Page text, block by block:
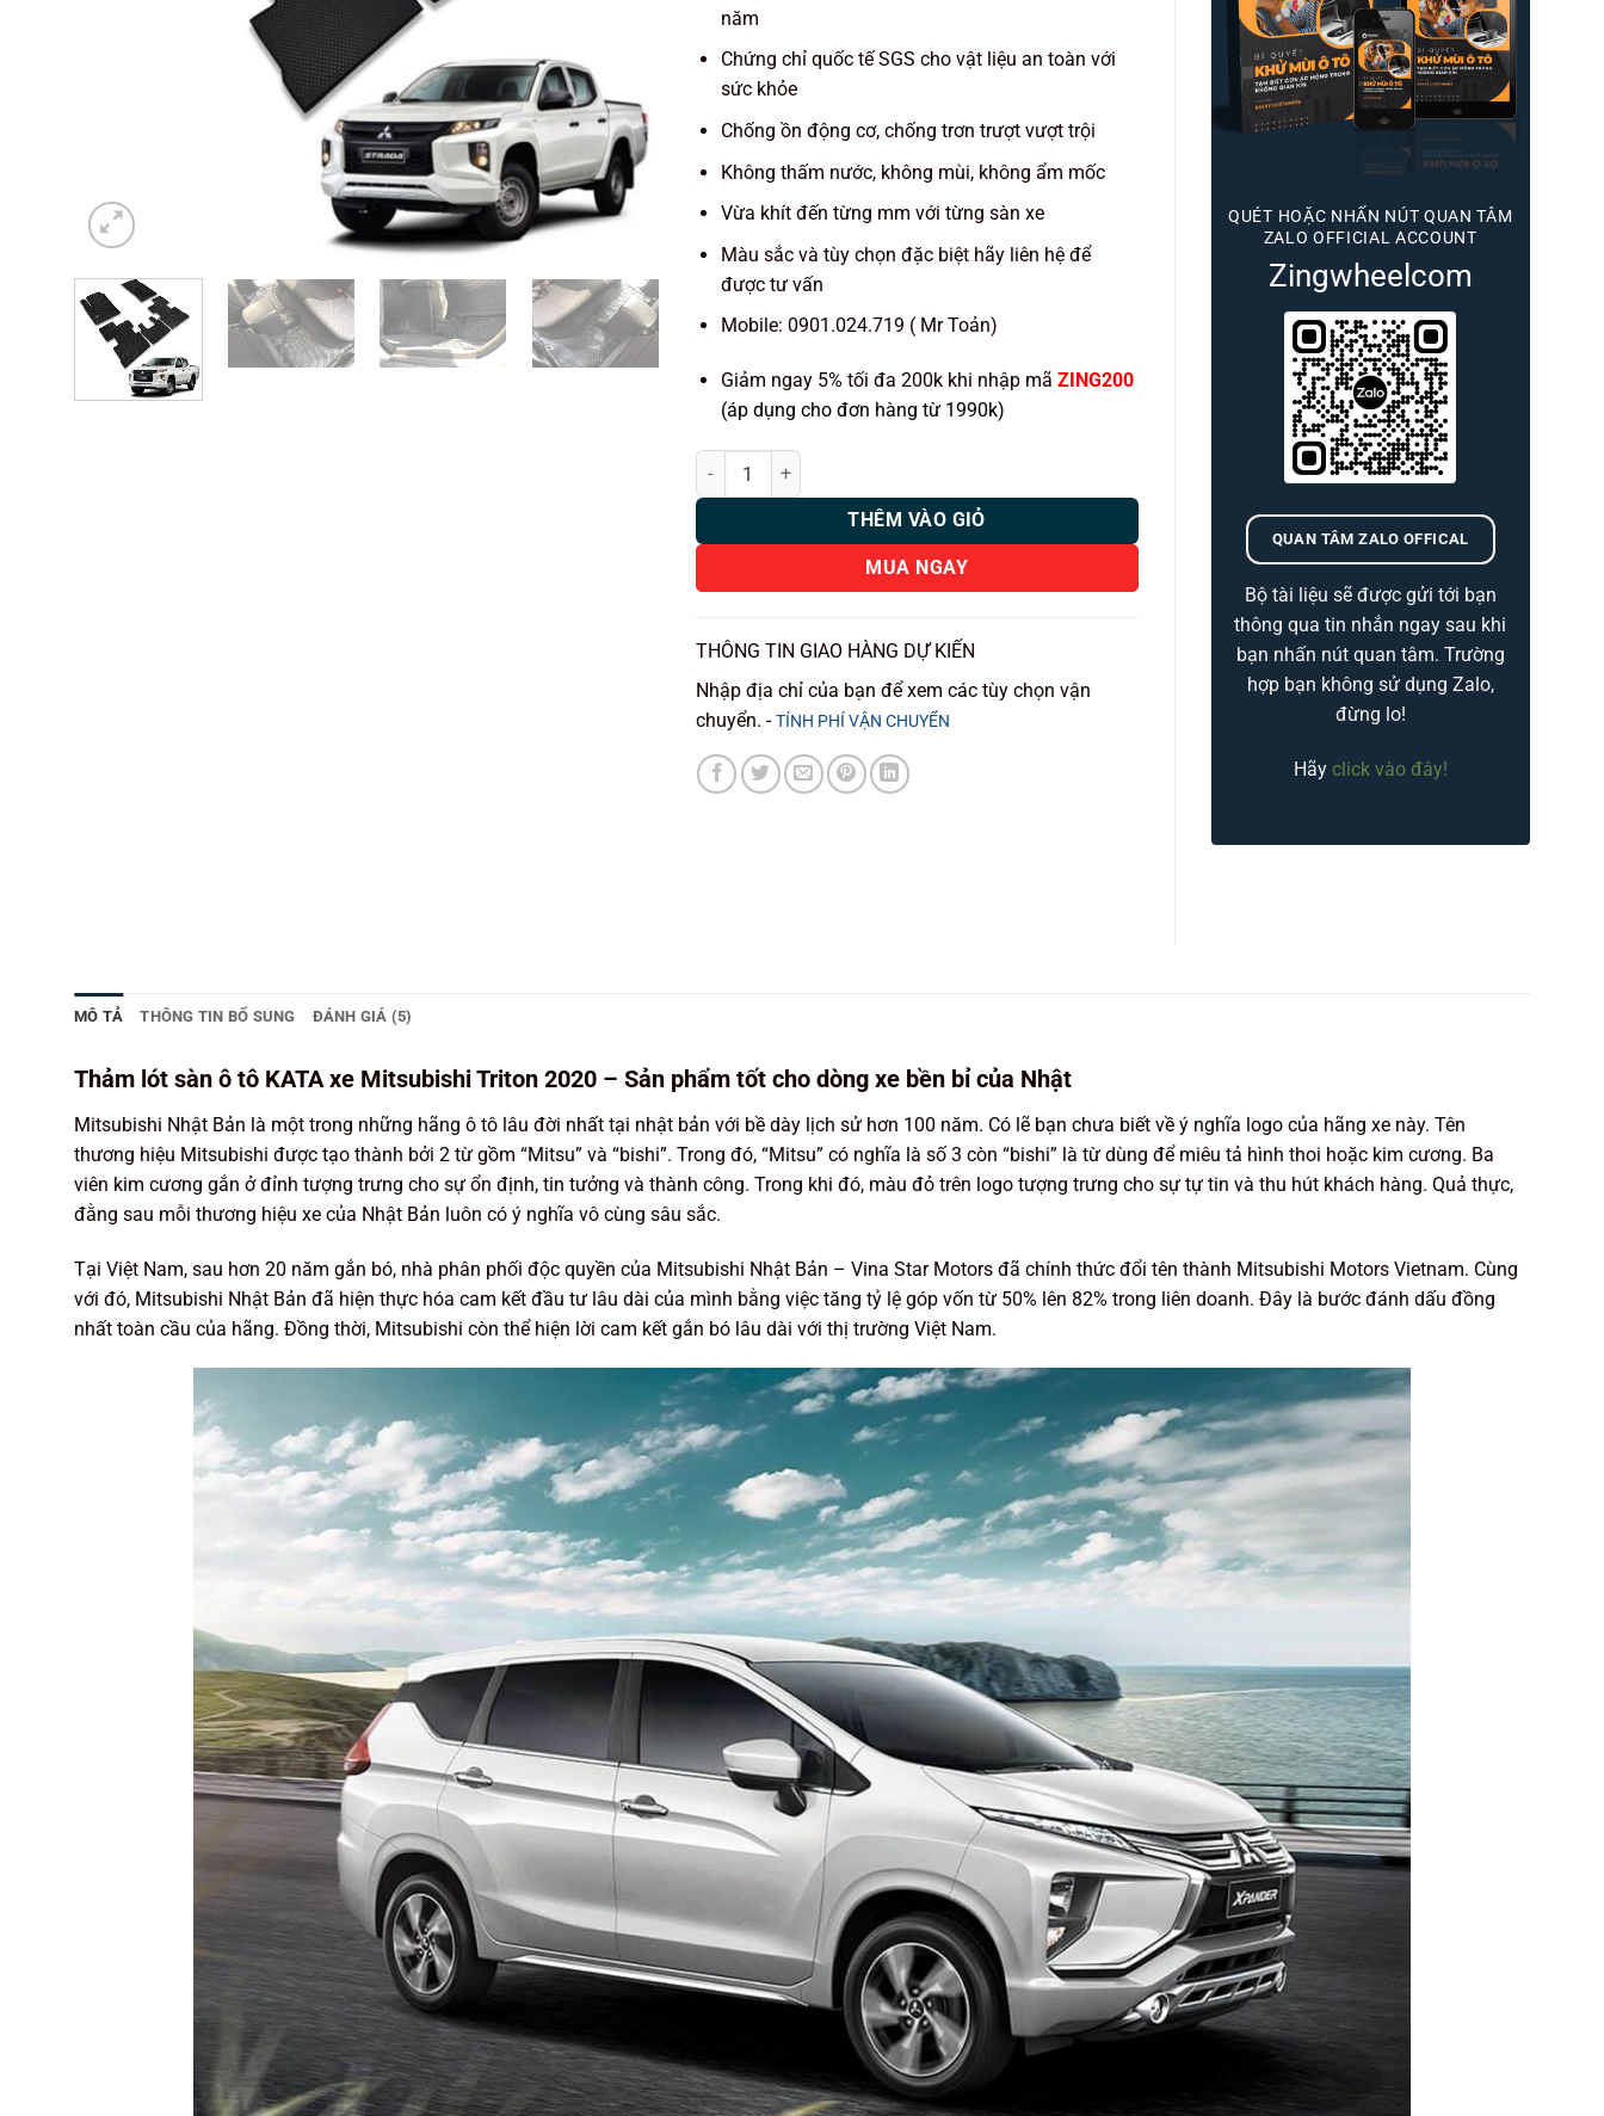
năm
Chứng chỉ quốc tế SGS cho vật liệu an toàn với
sức khỏe
Chống ồn động cơ, chống trơn trượt vượt trội
Không thấm nước, không mùi, không ẩm mốc
Vừa khít đến từng mm với từng sàn xe
Màu sắc và tùy chọn đặc biệt hãy liên hệ để
được tư vấn
Mobile: 0901.024.719 ( Mr Toản)
Giảm ngay 5% tối đa 200k khi nhập mã ZING200
(áp dụng cho đơn hàng từ 1990k)
Thảm lót sàn ô tô KATA xe Mitsubishi Triton 2020 số lượng
THÊM VÀO GIỎ
MUA NGAY
THÔNG TIN GIAO HÀNG DỰ KIẾN
Nhập địa chỉ của bạn để xem các tùy chọn vận
chuyển. -TÍNH PHÍ VẬN CHUYỂN
QUÉT HOẶC NHẤN NÚT QUAN TÂM
ZALO OFFICIAL ACCOUNT
Zingwheelcom
QUAN TÂM ZALO OFFICAL
Bộ tài liệu sẽ được gửi tới bạn
thông qua tin nhắn ngay sau khi
bạn nhấn nút quan tâm. Trường
hợp bạn không sử dụng Zalo,
đừng lo!
Hãy click vào đây!
MÔ TẢ THÔNG TIN BỔ SUNG ĐÁNH GIÁ (5)
Thảm lót sàn ô tô KATA xe Mitsubishi Triton 2020 – Sản phẩm tốt cho dòng xe bền bỉ của Nhật
Mitsubishi Nhật Bản là một trong những hãng ô tô lâu đời nhất tại nhật bản với bề dày lịch sử hơn 100 năm. Có lẽ bạn chưa biết về ý nghĩa logo của hãng xe này. Tên
thương hiệu Mitsubishi được tạo thành bởi 2 từ gồm “Mitsu” và “bishi”. Trong đó, “Mitsu” có nghĩa là số 3 còn “bishi” là từ dùng để miêu tả hình thoi hoặc kim cương. Ba
viên kim cương gắn ở đỉnh tượng trưng cho sự ổn định, tin tưởng và thành công. Trong khi đó, màu đỏ trên logo tượng trưng cho sự tự tin và thu hút khách hàng. Quả thực,
đằng sau mỗi thương hiệu xe của Nhật Bản luôn có ý nghĩa vô cùng sâu sắc.
Tại Việt Nam, sau hơn 20 năm gắn bó, nhà phân phối độc quyền của Mitsubishi Nhật Bản – Vina Star Motors đã chính thức đổi tên thành Mitsubishi Motors Vietnam. Cùng
với đó, Mitsubishi Nhật Bản đã hiện thực hóa cam kết đầu tư lâu dài của mình bằng việc tăng tỷ lệ góp vốn từ 50% lên 82% trong liên doanh. Đây là bước đánh dấu đồng
nhất toàn cầu của hãng. Đồng thời, Mitsubishi còn thể hiện lời cam kết gắn bó lâu dài với thị trường Việt Nam.